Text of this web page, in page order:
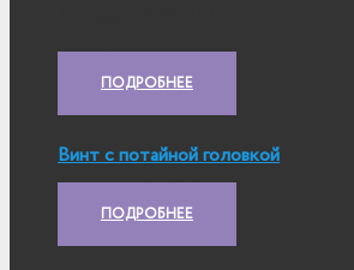
10 100₽
ПОДРОБНЕЕ
Винт с потайной головкой
Артикул: В-М8Х15-П8
ПОДРОБНЕЕ